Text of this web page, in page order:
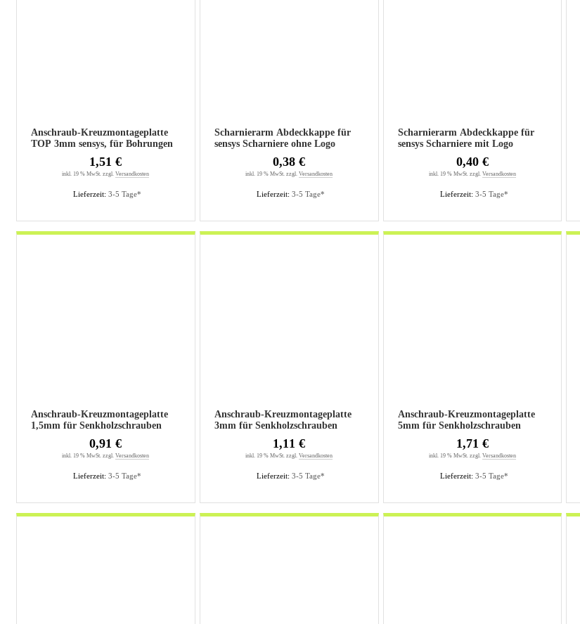
Anschraub-Kreuzmontageplatte
TOP 3mm sensys, für Bohrungen
Lieferzeit:3-5 Tage*
1,51 €
inkl. 19 % MwSt. zzgl.Versandkosten
Scharnierarm Abdeckkappe für
sensys Scharniere ohne Logo
Lieferzeit:3-5 Tage*
0,38 €
inkl. 19 % MwSt. zzgl.Versandkosten
Scharnierarm Abdeckkappe für
sensys Scharniere mit Logo
Lieferzeit: 3-5 Tage*
0,40 €
inkl. 19 % MwSt. zzgl. Versandkosten
Anschraub-Kreuzmontageplatte
1,5mm für Senkholzschrauben
Lieferzeit:3-5 Tage*
0,91 €
inkl. 19 % MwSt. zzgl.Versandkosten
Anschraub-Kreuzmontageplatte
3mm für Senkholzschrauben
Lieferzeit:3-5 Tage*
1,11 €
inkl. 19 % MwSt. zzgl.Versandkosten
Anschraub-Kreuzmontageplatte
5mm für Senkholzschrauben
Lieferzeit: 3-5 Tage*
1,71 €
inkl. 19 % MwSt. zzgl. Versandkosten